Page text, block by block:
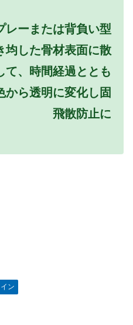
たは背負い型
均した骨材表面に散
時間経過ととも
から透明に変化し固
。 飛散防止に
ン